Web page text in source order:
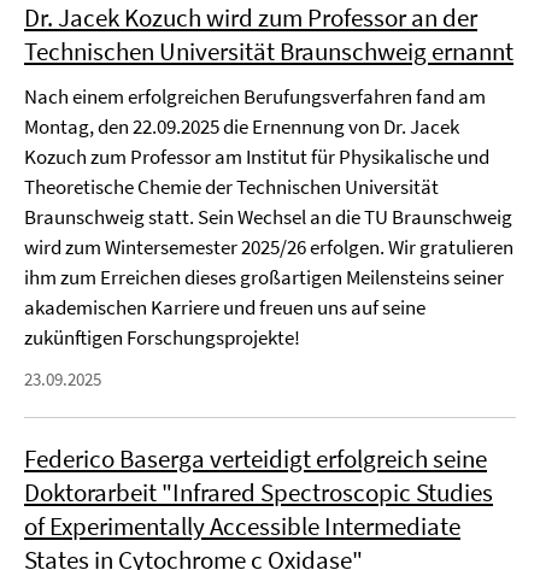
Dr. Jacek Kozuch wird zum Professor an der
Technischen Universität Braunschweig ernannt
Nach einem erfolgreichen Berufungsverfahren fand am
Montag, den 22.09.2025 die Ernennung von Dr. Jacek
Kozuch zum Professor am Institut für Physikalische und
Theoretische Chemie der Technischen Universität
Braunschweig statt. Sein Wechsel an die TU Braunschweig
wird zum Wintersemester 2025/26 erfolgen. Wir gratulieren
ihm zum Erreichen dieses großartigen Meilensteins seiner
akademischen Karriere und freuen uns auf seine
zukünftigen Forschungsprojekte!
23.09.2025
Federico Baserga verteidigt erfolgreich seine
Doktorarbeit "Infrared Spectroscopic Studies
of Experimentally Accessible Intermediate
States in Cytochrome c Oxidase"